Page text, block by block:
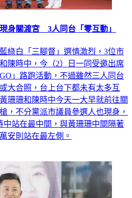
身關渡宮 3人同台「零互動」
綠白「三腳督」選情激烈，3位市
陳時中，今（2）日一同受邀出席
」路跑活動，不過雖然三人同台
大合照，台上台下都未有太多互
珊珊和陳時中今天一大早就前往關
，不分黨派市議員參選人也現身，
中站在最中間，與黃珊珊中間隔著
安則站在最左側。